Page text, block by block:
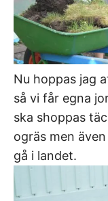
Nu hoppas jag
så vi får egna
ska shoppas
ogräs men
gå i landet.